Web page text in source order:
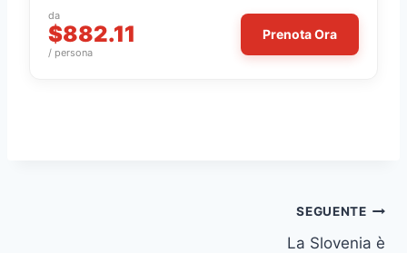
da
$882.11
/ persona
Prenota Ora
SEGUENTE
La Slovenia è